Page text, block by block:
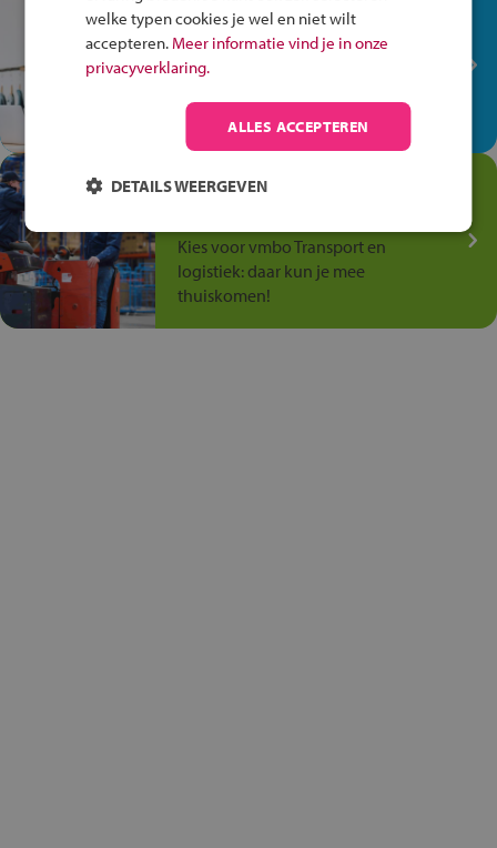
In de winkel ben je op je
plek!
Ontdek via het vmbo jouw talent
anders is!
Jouw talent in de
Kies voor vmbo Transport en
logistiek: daar kun je mee
thuiskomen!
welke typen cookies je wel en niet wilt
accepteren. Meer informatie vind je in onze
privacyverklaring.
ALLES ACCEPTEREN
DETAILS WEERGEVEN